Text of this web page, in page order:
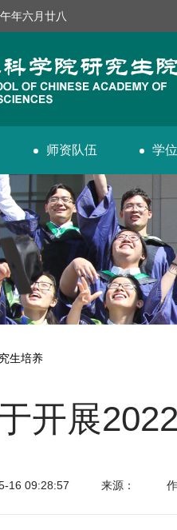
年六月廿八
师资队伍 学
生培养
开展
16 09:28:57 来源：